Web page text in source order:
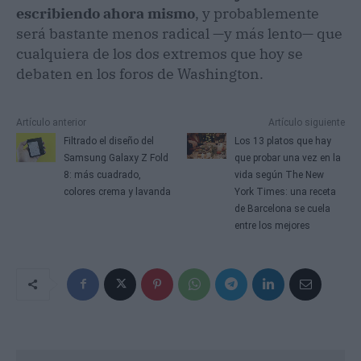
escribiendo ahora mismo, y probablemente
será bastante menos radical —y más lento— que
cualquiera de los dos extremos que hoy se
debaten en los foros de Washington.
Artículo anterior
Filtrado el diseño del
Samsung Galaxy Z Fold
8: más cuadrado,
colores crema y lavanda
Artículo siguiente
Los 13 platos que hay
que probar una vez en la
vida según The New
York Times: una receta
de Barcelona se cuela
entre los mejores